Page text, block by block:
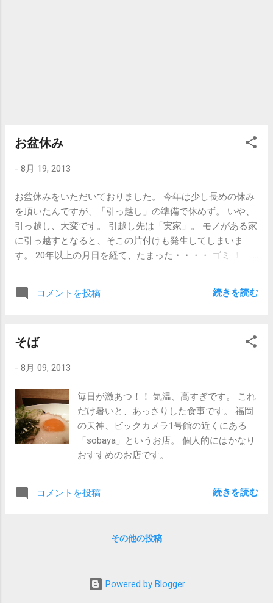
お盆休み
- 8月 19, 2013
お盆休みをいただいておりました。 今年は少し長めの休み
を頂いたんですが、「引っ越し」の準備で休めず。 いや、
引っ越し、大変です。 引越し先は「実家」。 モノがある家
に引っ越すとなると、そこの片付けも発生してしまいま
す。 20年以上の月日を経て、たまった・・・・ ゴミ ！！
らったんですが、、、全然減らず。 16日に掃除の業者を呼
んだ時に、6袋以上もゴミが出る始末。 掃除の業者に掃除
安になります。 ただ、この休みでうやっと、大方片付い
間にもらった 美容室のホームページ制作 のご注文。。。ク
ロージングできるといいな。
コメントを投稿 続きを読む
そば
- 8月 09, 2013
毎日が激あつ！！ 気温、高すぎです。 これ
だけ暑いと、あっさりした食事です。 福岡
の天神、ビックカメラ1号館の近くにある
「sobaya」というお店。 個人的にはかなり
おすすめのお店です。
コメントを投稿 続きを読む
その他の投稿
Powered by Blogger